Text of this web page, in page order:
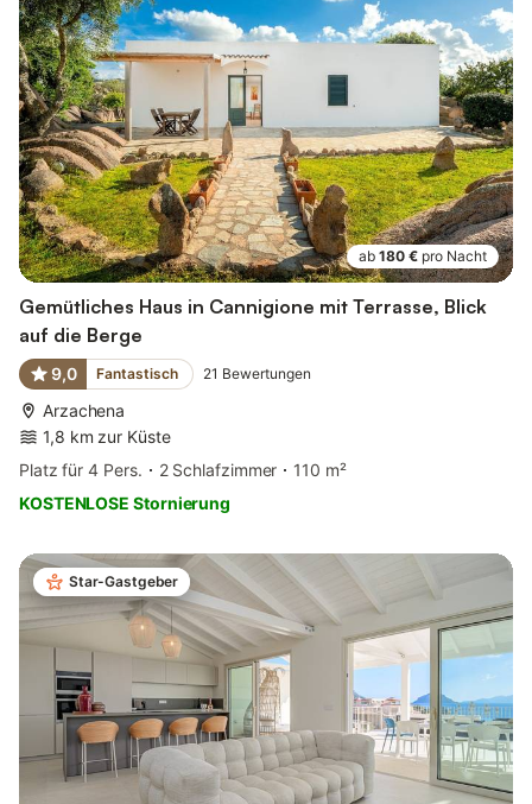
ab 180 € pro Nacht
Gemütliches Haus in Cannigione mit Terrasse, Blick
auf die Berge
9,0 Fantastisch 21 Bewertungen
Arzachena
1,8 km zur Küste
Platz für 4 Pers.
2 Schlafzimmer
110 m²
KOSTENLOSE Stornierung
Star-Gastgeber